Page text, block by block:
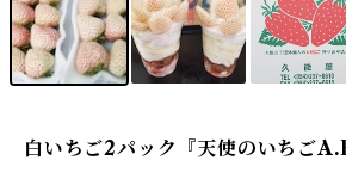
白いちご2パック『天使のいちご